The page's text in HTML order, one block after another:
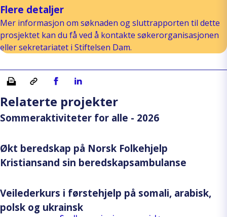
Flere detaljer
Mer informasjon om søknaden og sluttrapporten til dette
prosjektet kan du få ved å kontakte søkerorganisasjonen
eller sekretariatet i Stiftelsen Dam.
Skriv ut Kopiera länkDel på Facebook
Del på Linkedin
Relaterte projekter
Sommeraktiviteter for alle - 2026
Økt beredskap på Norsk Folkehjelp
Kristiansand sin beredskapsambulanse
Veilederkurs i førstehjelp på somali, arabisk,
polsk og ukrainsk